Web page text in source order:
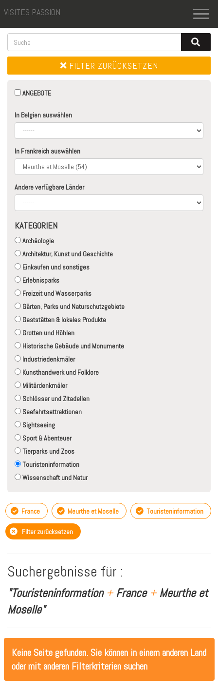
VISITES PASSION
FILTER ZURÜCKSETZEN
ANGEBOTE
In Belgien auswählen
In Frankreich auswählen
Andere verfügbare Länder
KATEGORIEN
Archäologie
Architektur, Kunst und Geschichte
Einkaufen und sonstiges
Erlebnisparks
Freizeit und Wasserparks
Gärten, Parks und Naturschutzgebiete
Gaststätten & lokales Produkte
Grotten und Höhlen
Historische Gebäude und Monumente
Industriedenkmäler
Kunsthandwerk und Folklore
Militärdenkmäler
Schlösser und Zitadellen
Seefahrtsattraktionen
Sightseeing
Sport & Abenteuer
Tierparks und Zoos
Touristeninformation
Wissenschaft und Natur
France Meurthe et Moselle Touristeninformation
Filter zurücksetzen
Suchergebnisse für :
"Touristeninformation +France +Meurthe et
Moselle"
Keine Seite gefunden. Sie können in einem anderen Land
oder mit anderen Filterkriterien suchen